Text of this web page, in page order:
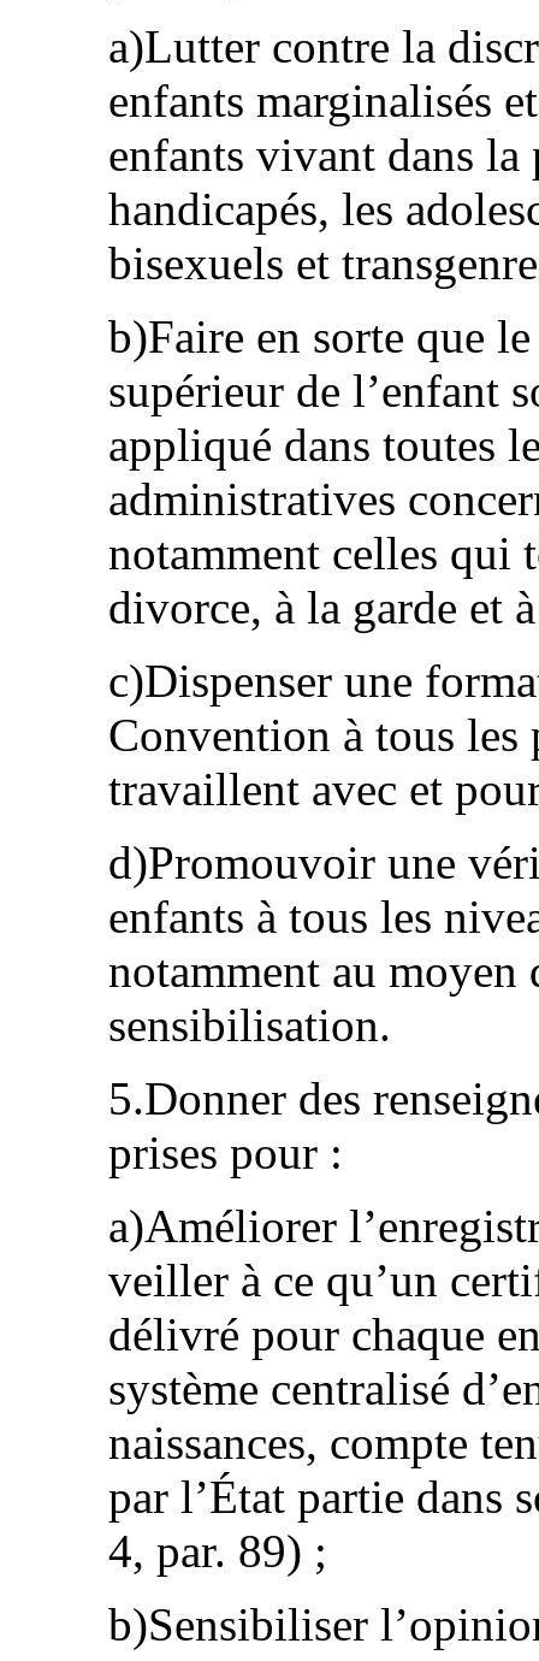
a)Lutter contre la
enfants marginalisés
enfants vivant dans la
handicapés, les
bisexuels et
b)Faire en sorte que
supérieur de l’enfant
appliqué dans toutes
administratives
notamment celles qui
divorce, à la garde et
c)Dispenser une
Convention à tous les
travaillent avec et
d)Promouvoir une
enfants à tous les
notamment au moyen
sensibilisation.
5.Donner des
prises pour :
a)Améliorer
veiller à ce qu’un
délivré pour chaque
système centralisé
naissances, compte
par l’État partie dans
4, par. 89) ;
b)Sensibiliser